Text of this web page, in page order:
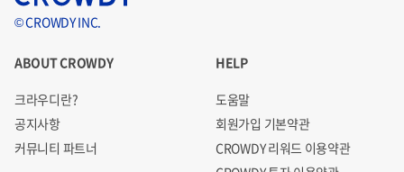
© CROWDY INC.
ABOUT CROWDY
크라우디란?
공지사항
커뮤니티 파트너
HELP
도움말
회원가입 기본약관
CROWDY 리워드 이용약관